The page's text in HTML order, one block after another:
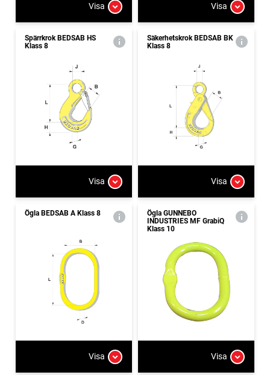
Visa Visa
Spärrkrok BEDSAB HS
Klass 8
Visa
Säkerhetskrok BEDSAB BK
Klass 8
Visa
Ögla BEDSAB A Klass 8
Visa
Ögla GUNNEBO
INDUSTRIES MF GrabiQ
Klass 10
Visa